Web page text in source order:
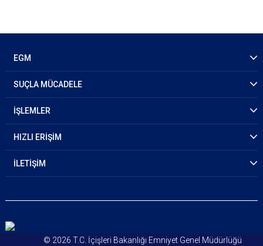
EGM
SUÇLA MÜCADELE
İŞLEMLER
HIZLI ERİŞİM
İLETİŞİM
© 2026 T.C. İçişleri Bakanlığı Emniyet Genel Müdürlüğü